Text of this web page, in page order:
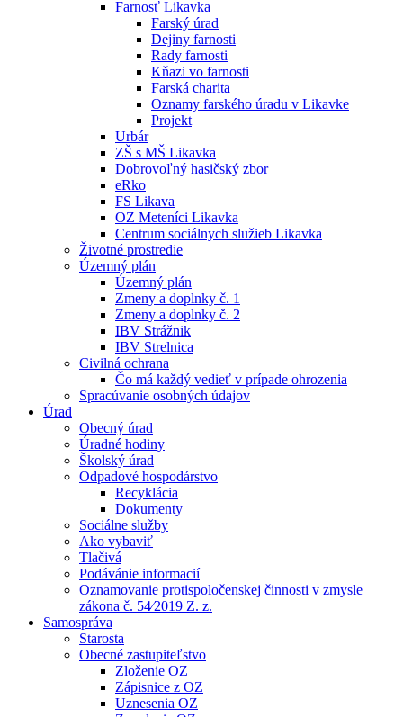
Farnosť Likavka
Farský úrad
Dejiny farnosti
Rady farnosti
Kňazi vo farnosti
Farská charita
Oznamy farského úradu v Likavke
Projekt
Urbár
ZŠ s MŠ Likavka
Dobrovoľný hasičský zbor
eRko
FS Likava
OZ Meteníci Likavka
Centrum sociálnych služieb Likavka
Životné prostredie
Územný plán
Územný plán
Zmeny a doplnky č. 1
Zmeny a doplnky č. 2
IBV Strážnik
IBV Strelnica
Civilná ochrana
Čo má každý vedieť v prípade ohrozenia
Spracúvanie osobných údajov
Úrad
Obecný úrad
Úradné hodiny
Školský úrad
Odpadové hospodárstvo
Recyklácia
Dokumenty
Sociálne služby
Ako vybaviť
Tlačivá
Podávánie informacií
Oznamovanie protispoločenskej činnosti v zmysle
zákona č. 54⁄2019 Z. z.
Samospráva
Starosta
Obecné zastupiteľstvo
Zloženie OZ
Zápisnice z OZ
Uznesenia OZ